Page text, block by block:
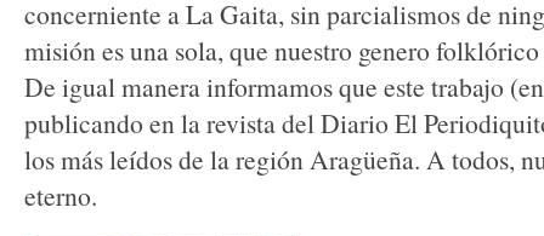
concerniente a La Gaita, sin parcialismos de
misión es una sola, que nuestro genero
De igual manera informamos que este trabajo
publicando en la revista del Diario El
los más leídos de la región Aragüeña. A todos,
eterno.